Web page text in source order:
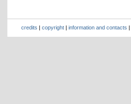
credits copyright information and contacts